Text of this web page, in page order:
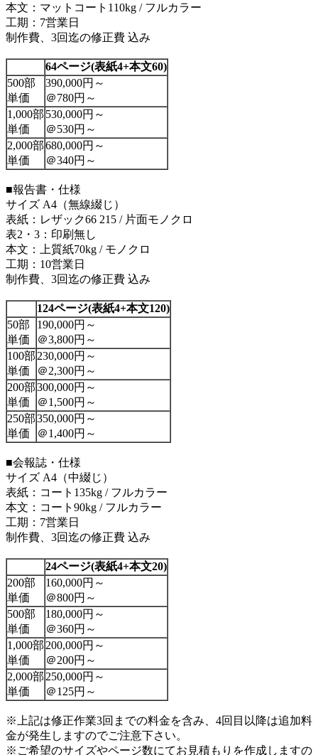
本文：マットコート110kg / フルカラー
工期：7営業日
制作費、3回迄の修正費 込み
64ページ(表紙4+本文60)
500部
単価
390,000円～
＠780円～
1,000部
単価
530,000円～
＠530円～
2,000部
単価
680,000円～
＠340円～
■報告書・仕様
サイズ A4（無線綴じ）
表紙：レザック66 215 / 片面モノクロ
表2・3：印刷無し
本文：上質紙70kg / モノクロ
工期：10営業日
制作費、3回迄の修正費 込み
124ページ(表紙4+本文120)
50部
単価
190,000円～
＠3,800円～
100部
単価
230,000円～
＠2,300円～
200部
単価
300,000円～
＠1,500円～
250部
単価
350,000円～
＠1,400円～
■会報誌・仕様
サイズ A4（中綴じ）
表紙：コート135kg / フルカラー
本文：コート90kg / フルカラー
工期：7営業日
制作費、3回迄の修正費 込み
24ページ(表紙4+本文20)
200部
単価
160,000円～
＠800円～
500部
単価
180,000円～
＠360円～
1,000部
単価
200,000円～
＠200円～
2,000部
単価
250,000円～
＠125円～
※上記は修正作業3回までの料金を含み、4回目以降は追加料
金が発生しますのでご注意下さい。
※ご希望のサイズやページ数にてお見積もりを作成しますの